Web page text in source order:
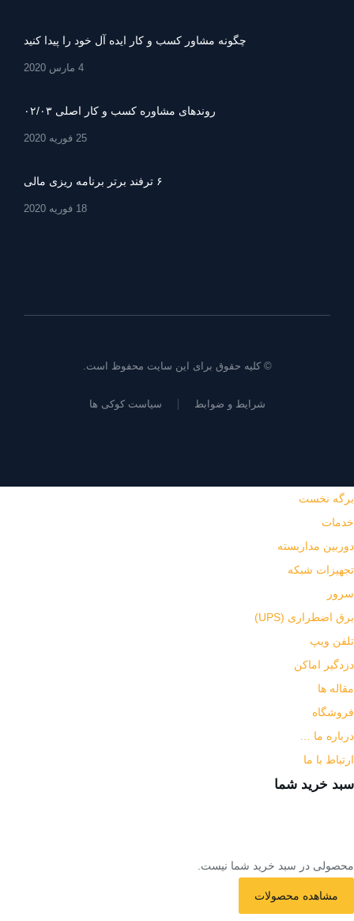
چگونه مشاور کسب و کار ایده آل خود را پیدا کنید
4 مارس 2020
روندهای مشاوره کسب و کار اصلی ۰۲/۰۳
25 فوریه 2020
۶ ترفند برتر برنامه ریزی مالی
18 فوریه 2020
© کلیه حقوق برای این سایت محفوظ است.
شرایط و ضوابط سیاست کوکی ها
برگه نخست
خدمات
دوربین مداربسته
تجهیزات شبکه
سرور
برق اضطراری (UPS)
تلفن ویپ
دزدگیر اماکن
مقاله ها
فروشگاه
درباره ما …
ارتباط با ما
سبد خرید شما
محصولی در سبد خرید شما نیست.
مشاهده محصولات